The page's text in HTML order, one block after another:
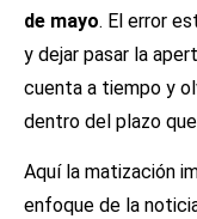
de mayo. El error
y dejar pasar la
cuenta a tiempo y
dentro del plazo
Aquí la matización
enfoque de la